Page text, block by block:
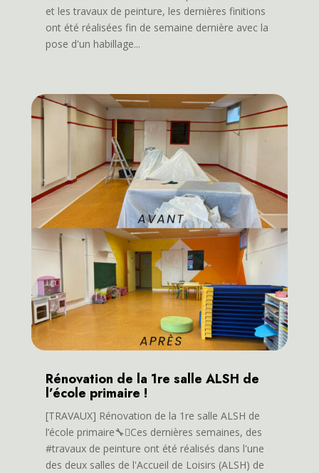
et les travaux de peinture, les dernières finitions
ont été réalisées fin de semaine dernière avec la
pose d'un habillage...
Rénovation de la 1re salle ALSH de
l’école primaire !
[TRAVAUX] Rénovation de la 1re salle ALSH de
l’école primaire🔧🫟Ces dernières semaines, des
#travaux de peinture ont été réalisés dans l'une
des deux salles de l'Accueil de Loisirs (ALSH) de